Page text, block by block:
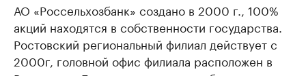
АО «Россельхозбанк» создано в 2000 г., 100%
акций находятся в собственности государства.
Ростовский региональный филиал действует с
2000г, головной офис филиала расположен в